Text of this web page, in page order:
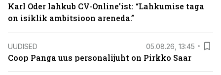
Karl Oder lahkub CV-Online’ist: “Lahkumise taga
on isiklik ambitsioon areneda.”
UUDISED 05.08.26, 13:45
Coop Panga uus personalijuht on Pirkko Saar